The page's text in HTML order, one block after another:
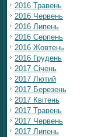
2016 Травень
2016 Червень
2016 Липень
2016 Серпень
2016 Жовтень
2016 Грудень
2017 Січень
2017 Лютий
2017 Березень
2017 Квітень
2017 Травень
2017 Червень
2017 Липень